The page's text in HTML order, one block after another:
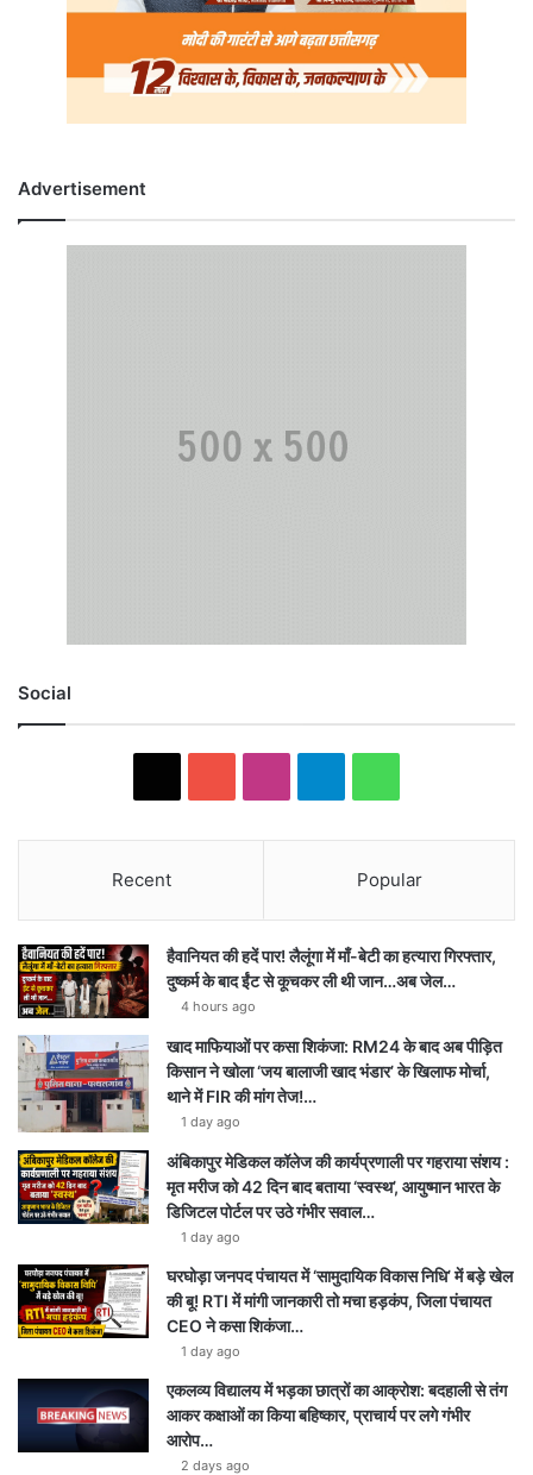
Advertisement
Social
Recent Popular
हैवानियत की हदें पार! लैलूंगा में माँ-बेटी का हत्यारा गिरफ्तार,
दुष्कर्म के बाद ईंट से कूचकर ली थी जान…अब जेल…
4 hours ago
खाद माफियाओं पर कसा शिकंजा: RM24 के बाद अब पीड़ित
किसान ने खोला ‘जय बालाजी खाद भंडार’ के खिलाफ मोर्चा,
थाने में FIR की मांग तेज!…
1 day ago
अंबिकापुर मेडिकल कॉलेज की कार्यप्रणाली पर गहराया संशय :
मृत मरीज को 42 दिन बाद बताया ‘स्वस्थ’, आयुष्मान भारत के
डिजिटल पोर्टल पर उठे गंभीर सवाल…
1 day ago
घरघोड़ा जनपद पंचायत में ‘सामुदायिक विकास निधि’ में बड़े खेल
की बू! RTI में मांगी जानकारी तो मचा हड़कंप, जिला पंचायत
CEO ने कसा शिकंजा…
1 day ago
एकलव्य विद्यालय में भड़का छात्रों का आक्रोश: बदहाली से तंग
आकर कक्षाओं का किया बहिष्कार, प्राचार्य पर लगे गंभीर
आरोप…
2 days ago